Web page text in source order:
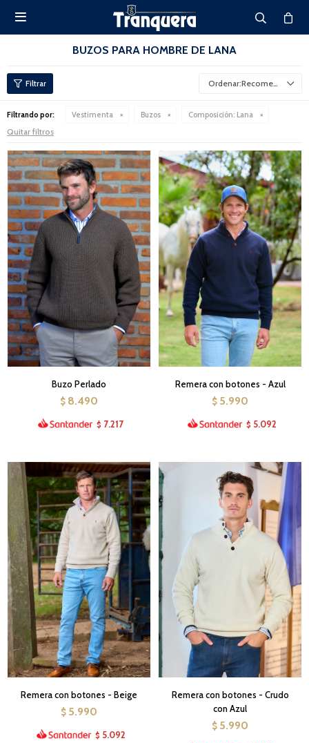

BUZOS PARA HOMBRE DE LANA
Recomendados
Filtrando por: Vestimenta Buzos Composición: Lana
Quitar filtros
Buzo Perlado
$ 8.490
$ 7.217
Remera con botones - Azul
$ 5.990
$ 5.092
Remera con botones - Beige
$ 5.990
$ 5.092
Remera con botones - Crudo
con Azul
$ 5.990